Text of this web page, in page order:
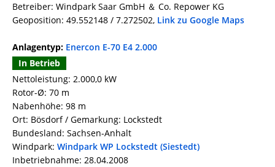
Betreiber: Windpark Saar GmbH ＆ Co. Repower KG
Geoposition: 49.552148 / 7.272502, Link zu Google Maps
Anlagentyp: Enercon E-70 E4 2.000
In Betrieb
Nettoleistung: 2.000,0 kW
Rotor-Ø: 70 m
Nabenhöhe: 98 m
Ort: Bösdorf / Gemarkung: Lockstedt
Bundesland: Sachsen-Anhalt
Windpark: Windpark WP Lockstedt (Siestedt)
Inbetriebnahme: 28.04.2008